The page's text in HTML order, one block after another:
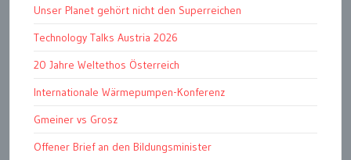
Unser Planet gehört nicht den Superreichen
Technology Talks Austria 2026
20 Jahre Weltethos Österreich
Internationale Wärmepumpen-Konferenz
Gmeiner vs Grosz
Offener Brief an den Bildungsminister